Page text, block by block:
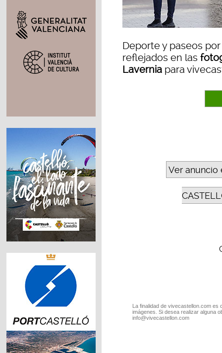
Deporte y paseos
reflejados en las
Lavernia para
Ver anuncio
La finalidad de vivecastellon.com
imágenes. Si desea realizar alguna
info@vivecastellon.com